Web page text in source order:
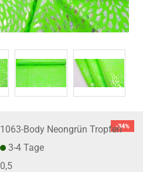
-34%
1063-Body Neongrün Tropfen
3-4 Tage
0,5